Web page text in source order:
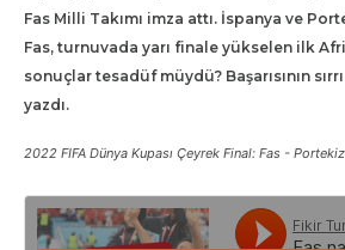
Fas Milli Takımı imza attı. İspanya ve
Fas, turnuvada yarı finale yükselen ilk
sonuçlar tesadüf müydü? Başarısının
yazdı.
2022 FIFA Dünya Kupası Çeyrek Final: Fas - Portekiz